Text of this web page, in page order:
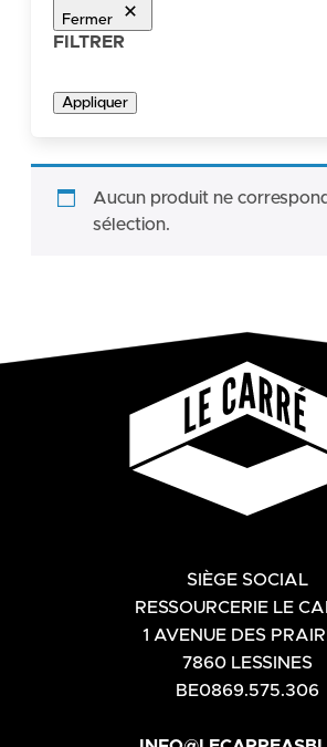
Fermer
FILTRER
Appliquer
Aucun produit ne
sélection.
SIÈGE SOCIAL
RESSOURCERIE LE
1 AVENUE DES
7860 LESSINES
BE0869.575.306